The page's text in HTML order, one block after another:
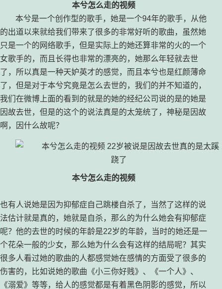
本兮怎么走的视频
本兮是一个创作型的歌手，她是一个94年的歌手，从他
的出道以来就给我们带来了很多的非常好听的歌曲，虽然她
只是一个的网络歌手，但是实际上的她还算非常的火的一个
女歌手的，而且长得也非常的漂亮的，她那么年轻就去世
了，所以真是一种天妒英才的感觉，而且本兮也是红颜薄命
了，但是对于本兮究竟是怎么去世的，我们的并不知道的，
我们在微博上面的看到的就是的她的经纪公司说的是的她是
因故去世，但是的这个的说法真是的太笼统了，神秘是因故
啊，因什么故呢？
本兮怎么走的视频
也有人说她是因为抑郁症自己跳楼自杀了，当然了这样的说
法估计就是真的，她就是自杀，那么的为什么她会有抑郁症
呢？他的去世的时候的年龄是22岁的年龄，当时的她还是一
个花朵一般的少女，那么她为什么会有这样的结局呢？其实
很多人看过她的歌曲的人都感觉她在感情的方面受了很多的
伤害的，比如说她的歌曲《小三你好贱》、《一个人》、
《溺爱》等等，给人的感觉都是有着黑色阴影的感觉，所以